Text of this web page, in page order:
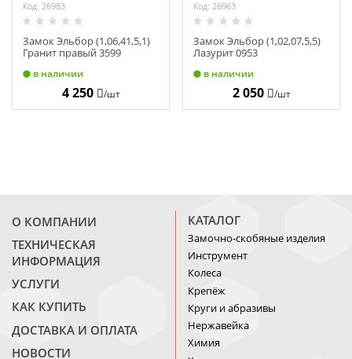
Код: 26983
Замок Эльбор (1,06,41,5,1)
Гранит правый 3599
в наличии
4 250 /шт
Код: 26963
Замок Эльбор (1,02,07,5,5)
Лазурит 0953
в наличии
2 050 /шт
О КОМПАНИИ
ТЕХНИЧЕСКАЯ
ИНФОРМАЦИЯ
УСЛУГИ
КАК КУПИТЬ
ДОСТАВКА И ОПЛАТА
НОВОСТИ
КАТАЛОГ
Замочно-скобяные изделия
Инструмент
Колеса
Крепёж
Круги и абразивы
Нержавейка
Химия